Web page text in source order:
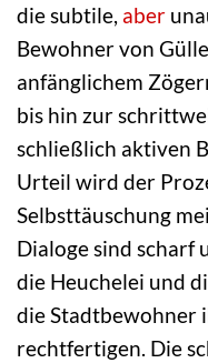
die subtile, aber
Bewohner von
anfänglichem
bis hin zur
schließlich aktiven
Urteil wird der
Selbsttäuschung
Dialoge sind scharf
die Heuchelei und
die Stadtbewohner
rechtfertigen. Die